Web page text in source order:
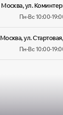
Москва, ул.
Пн-Вс 10:00-
Москва, ул.
Пн-Вс 10:00-